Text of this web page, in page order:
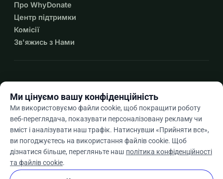
Про WhyDonate
Центр підтримки
Комісії
Зв'яжись з Нами
Ukarrow_drop_down
★★★★★4,9 / 5 на основі 500+ відгуків
Ми цінуємо вашу конфіденційність
Ми використовуємо файли cookie, щоб покращити роботу
веб-переглядача, показувати персоналізовану рекламу чи
вміст і аналізувати наш трафік. Натиснувши «Прийняти все»,
ви погоджуєтесь на використання файлів cookie. Щоб
дізнатися більше, перегляньте наш політика конфіденційності
та файлів cookie.